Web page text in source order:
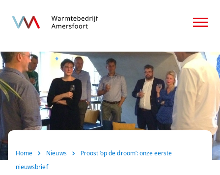
Home
Over ons
Consument
Zakelijk
FAQ
Home Nieuws
Proost ‘op de droom’: onze eerste
nieuwsbrief